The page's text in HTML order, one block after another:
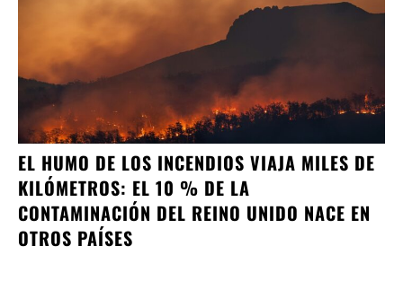
EL HUMO DE LOS INCENDIOS VIAJA MILES DE
KILÓMETROS: EL 10 % DE LA
CONTAMINACIÓN DEL REINO UNIDO NACE EN
OTROS PAÍSES